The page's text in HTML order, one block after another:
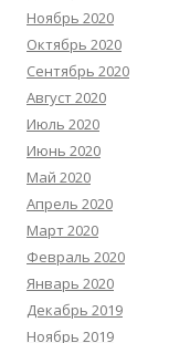
Ноябрь 2020
Октябрь 2020
Сентябрь 2020
Август 2020
Июль 2020
Июнь 2020
Май 2020
Апрель 2020
Март 2020
Февраль 2020
Январь 2020
Декабрь 2019
Ноябрь 2019